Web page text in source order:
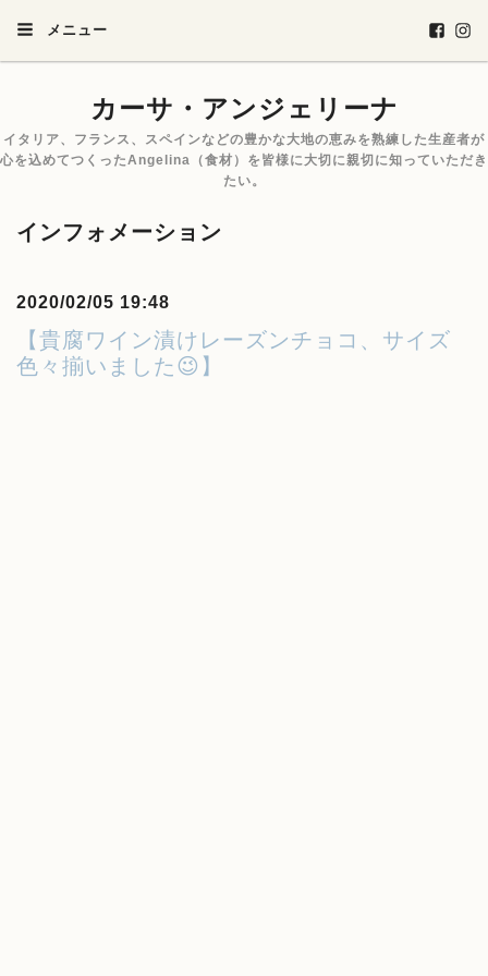
メニュー
カーサ・アンジェリーナ
イタリア、フランス、スペインなどの豊かな大地の恵みを熟練した生産者が
心を込めてつくったAngelina（食材）を皆様に大切に親切に知っていただき
たい。
インフォメーション
2020/02/05 19:48
【貴腐ワイン漬けレーズンチョコ、サイズ
色々揃いました😉】